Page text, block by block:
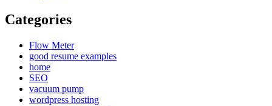
Categories
Flow Meter
good resume examples
home
SEO
vacuum pump
wordpress hosting